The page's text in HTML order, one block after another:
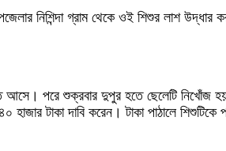
নিশিন্দা গ্রাম থেকে ওই শিশুর লাশ
আসে। পরে শুক্রবার দুপুর হতে ছেলেটি
টাকা দাবি করেন। টাকা পাঠালে শিশুটিকে